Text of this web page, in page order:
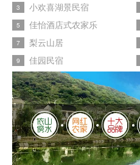
3 小欢喜湖景民宿
5 佳怡酒店式农家乐
7 梨云山居
9 佳园民宿